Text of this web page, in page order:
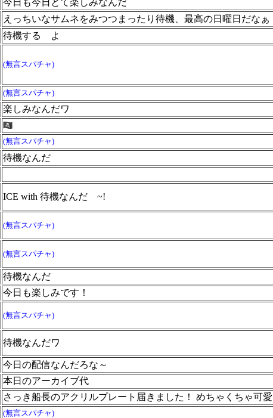
今日も今日とて楽しみなんだ
えっちいなサムネをみつつまったり待機、最高の日曜日だなぁ
待機する よ
(無言スパチャ)
(無言スパチャ)
楽しみなんだワ
(無言スパチャ)
待機なんだ
ICE with 待機なんだ ~!
(無言スパチャ)
(無言スパチャ)
待機なんだ
今日も楽しみです！
(無言スパチャ)
待機なんだワ
今日の配信なんだろな～
本日のアーカイブ代
さっき船長のアクリルプレート届きました！ めちゃくちゃ可
(無言スパチャ)